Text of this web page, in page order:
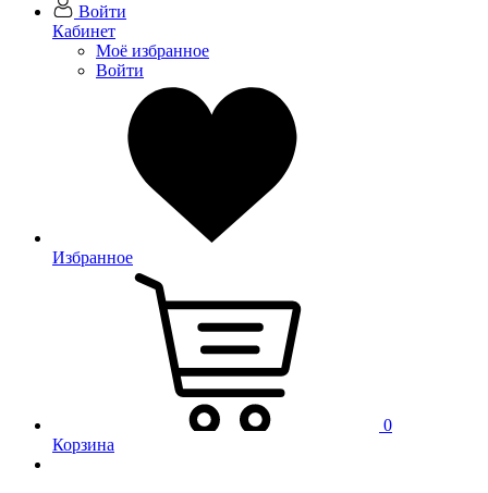
Войти
Кабинет
Моё избранное
Войти
Избранное
0
Корзина